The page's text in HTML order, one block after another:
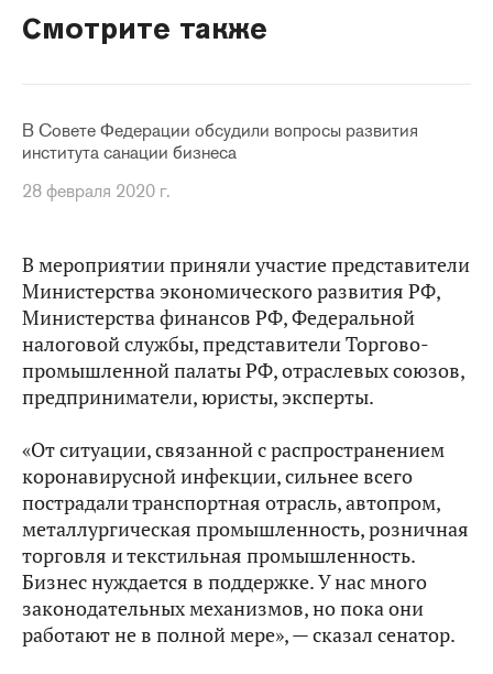
Смотрите также
В Совете Федерации обсудили вопросы развития
института санации бизнеса
28 февраля 2020 г.
В мероприятии приняли участие представители
Министерства экономического развития РФ,
Министерства финансов РФ, Федеральной
налоговой службы, представители Торгово-
промышленной палаты РФ, отраслевых союзов,
предприниматели, юристы, эксперты.
«От ситуации, связанной с распространением
коронавирусной инфекции, сильнее всего
пострадали транспортная отрасль, автопром,
металлургическая промышленность, розничная
торговля и текстильная промышленность.
Бизнес нуждается в поддержке. У нас много
законодательных механизмов, но пока они
работают не в полной мере», — сказал сенатор.